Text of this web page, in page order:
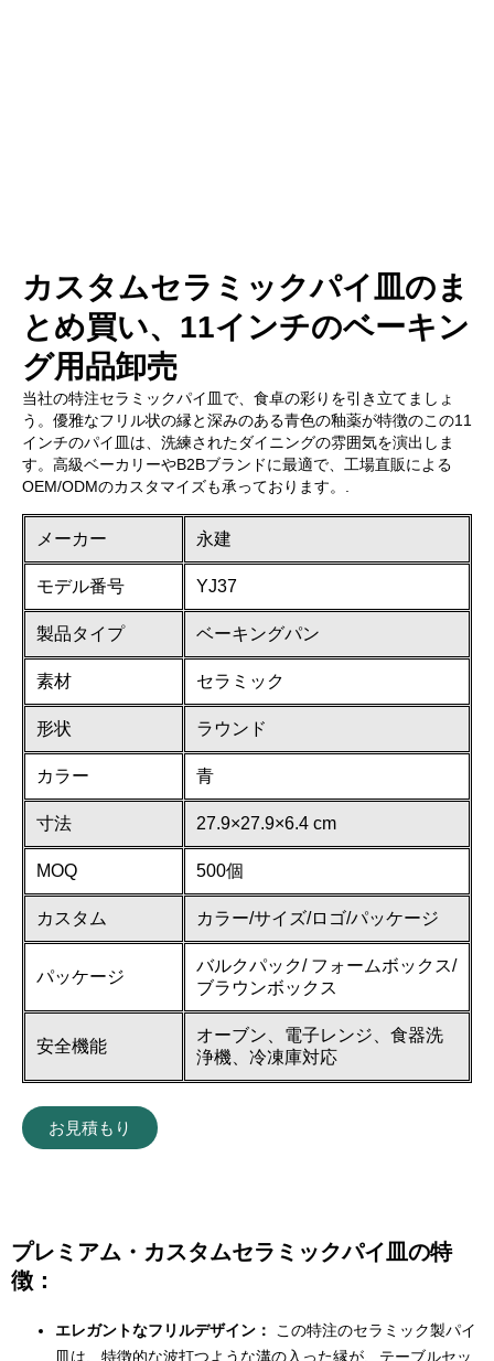
カスタムセラミックパイ皿のま
とめ買い、11インチのベーキン
グ用品卸売
当社の特注セラミックパイ皿で、食卓の彩りを引き立てましょ
う。優雅なフリル状の縁と深みのある青色の釉薬が特徴のこの11
インチのパイ皿は、洗練されたダイニングの雰囲気を演出しま
す。高級ベーカリーやB2Bブランドに最適で、工場直販による
OEM/ODMのカスタマイズも承っております。.
メーカー 永建
モデル番号 YJ37
製品タイプ ベーキングパン
素材 セラミック
形状 ラウンド
カラー 青
寸法 27.9×27.9×6.4 cm
MOQ 500個
カスタム カラー/サイズ/ロゴ/パッケージ
パッケージ
バルクパック/ フォームボックス/
ブラウンボックス
安全機能
オーブン、電子レンジ、食器洗
浄機、冷凍庫対応
お見積もり
プレミアム・カスタムセラミックパイ皿の特
徴：
エレガントなフリルデザイン：
この特注のセラミック製パイ
皿は、特徴的な波打つような溝の入った縁が、テーブルセッ